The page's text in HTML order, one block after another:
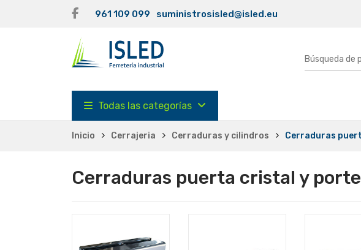
961 109 099 suministrosisled@isled.eu
Todas las categorías
Inicio Cerrajeria Cerraduras y cilindros Cerraduras
Cerraduras puerta cristal y